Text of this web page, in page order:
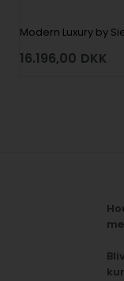
16.196,00 DKK